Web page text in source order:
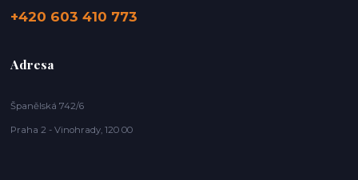
+420 603 410 773
Adresa
Španělská 742/6
Praha 2 - Vinohrady, 120 00